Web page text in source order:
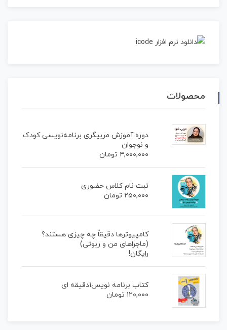
محصولات
دوره آموزش مربیگری برنامه‌نویسی کودک
و نوجوان
۴,۰۰۰,۰۰۰ تومان
ثبت نام کلاس حضوری
۲۵۰,۰۰۰ تومان
کامپیوترها دقیقاً چه چیزی هستند؟
(ماجراهای من و ربوتی)
رایگان!
کتاب برنامه نویس1دقیقه ای
۱۲۰,۰۰۰ تومان